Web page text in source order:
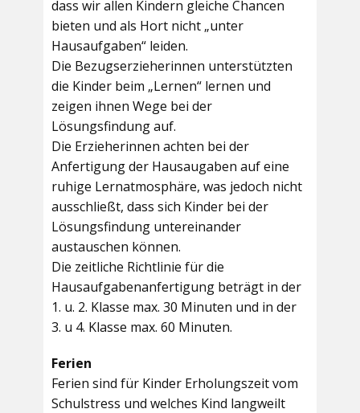
dass wir allen Kindern gleiche Chancen
bieten und als Hort nicht „unter
Hausaufgaben“ leiden.
Die Bezugserzieherinnen unterstützten
die Kinder beim „Lernen“ lernen und
zeigen ihnen Wege bei der
Lösungsfindung auf.
Die Erzieherinnen achten bei der
Anfertigung der Hausaugaben auf eine
ruhige Lernatmosphäre, was jedoch nicht
ausschließt, dass sich Kinder bei der
Lösungsfindung untereinander
austauschen können.
Die zeitliche Richtlinie für die
Hausaufgabenanfertigung beträgt in der
1. u. 2. Klasse max. 30 Minuten und in der
3. u 4. Klasse max. 60 Minuten.
Ferien
Ferien sind für Kinder Erholungszeit vom
Schulstress und welches Kind langweilt